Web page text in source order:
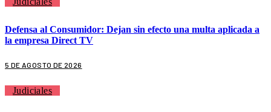
Defensa al Consumidor: Dejan sin efecto una multa aplicada a
la empresa Direct TV
5 DE AGOSTO DE 2026
Judiciales